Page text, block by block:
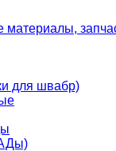
материалы,
для швабр)